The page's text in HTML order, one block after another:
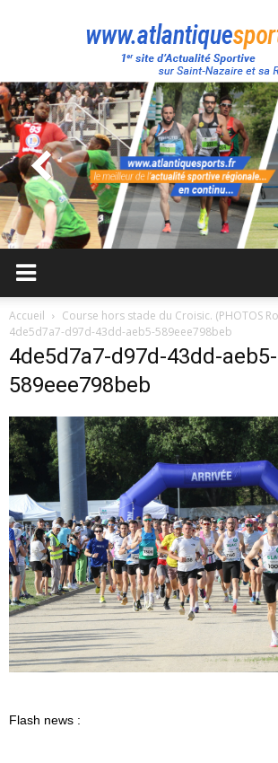
Atlantique
Sport
Accueil
Course hors stade du Croisic. (PHOTOS
4de5d7a7-d97d-43dd-aeb5-589eee798beb
4de5d7a7-d97d-43dd-aeb5-
589eee798beb
Flash news :